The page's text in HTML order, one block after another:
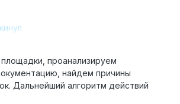
проанализируем
найдем причины
Дальнейший алгоритм действий